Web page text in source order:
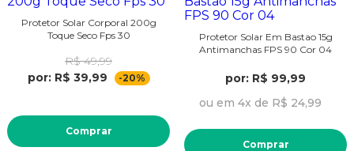
Protetor Solar Corporal 200g
Toque Seco Fps 30
R$ 49,99
por: R$ 39,99
-20%
Comprar
Protetor Solar Em Bastao 15g
Antimanchas FPS 90 Cor 04
por: R$ 99,99
ou em 4x de R$ 24,99
Comprar